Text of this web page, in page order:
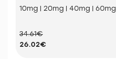
10mg | 20mg | 40mg | 60mg
34.61€
26.02€